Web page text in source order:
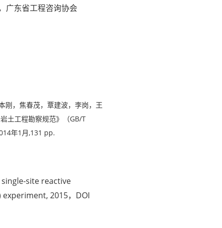
广东省工程咨询协会
刚，焦春茂，覃建波，李岗，王
土工程勘察规范》（GB/T
年1月,131 pp.
single-site reactive
2015，DOI